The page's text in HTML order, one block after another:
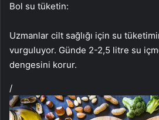
Bol su tüketin:
Uzmanlar cilt sağlığı için su
vurguluyor. Günde 2-2,5 litre su
dengesini korur.
/